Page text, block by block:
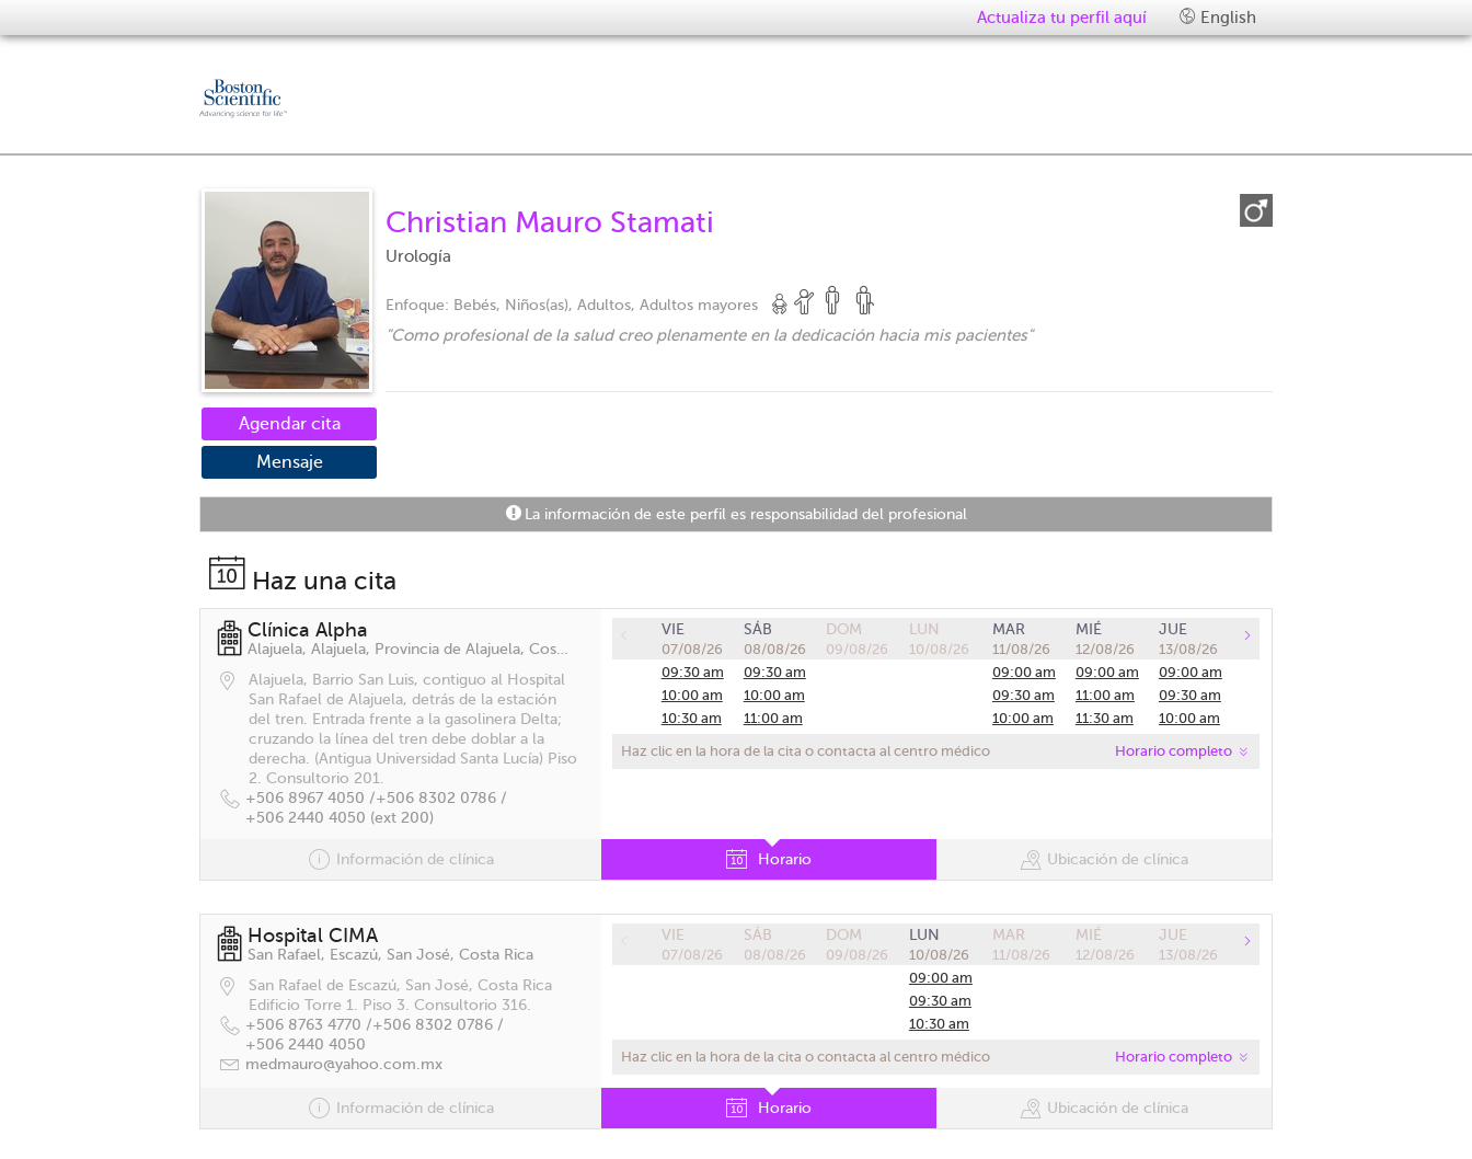
Actualiza tu perfil aquí English
Christian Mauro Stamati
Urología
Enfoque: Bebés, Niños(as), Adultos, Adultos mayores
"Como profesional de la salud creo plenamente en la dedicación hacia mis pacientes"
Agendar cita
Mensaje
La información de este perfil es responsabilidad del profesional
Haz una cita
Clínica Alpha
Alajuela, Alajuela, Provincia de Alajuela, Costa Rica
Alajuela, Barrio San Luis, contiguo al Hospital
San Rafael de Alajuela, detrás de la estación
del tren. Entrada frente a la gasolinera Delta;
cruzando la línea del tren debe doblar a la
derecha. (Antigua Universidad Santa Lucía) Piso
2. Consultorio 201.
+506 8967 4050 /+506 8302 0786 /
+506 2440 4050 (ext 200)
VIE
07/08/26
09:30 am
10:00 am
10:30 am
SÁB
08/08/26
09:30 am
10:00 am
11:00 am
DOM
09/08/26
LUN
10/08/26
MAR
11/08/26
09:00 am
09:30 am
10:00 am
MIÉ
12/08/26
09:00 am
11:00 am
11:30 am
JUE
13/08/26
09:00 am
09:30 am
10:00 am
11:00 am
Horario completo
Haz clic en la hora de la cita o contacta al centro médico
Información de clínica Horario Ubicación de clínica
Hospital CIMA
San Rafael, Escazú, San José, Costa Rica
San Rafael de Escazú, San José, Costa Rica
Edificio Torre 1. Piso 3. Consultorio 316.
+506 8763 4770 /+506 8302 0786 /
+506 2440 4050
medmauro@yahoo.com.mx
VIE
07/08/26
SÁB
08/08/26
DOM
09/08/26
LUN
10/08/26
09:00 am
09:30 am
10:30 am
01:00 pm
MAR
11/08/26
MIÉ
12/08/26
JUE
13/08/26
Horario completo
Haz clic en la hora de la cita o contacta al centro médico
Información de clínica Horario Ubicación de clínica